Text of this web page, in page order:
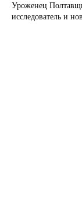
Уроженец
исследователь и